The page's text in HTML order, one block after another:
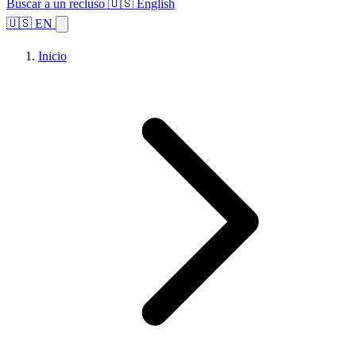
Buscar a un recluso 🇺🇸 English
🇺🇸 EN
Inicio